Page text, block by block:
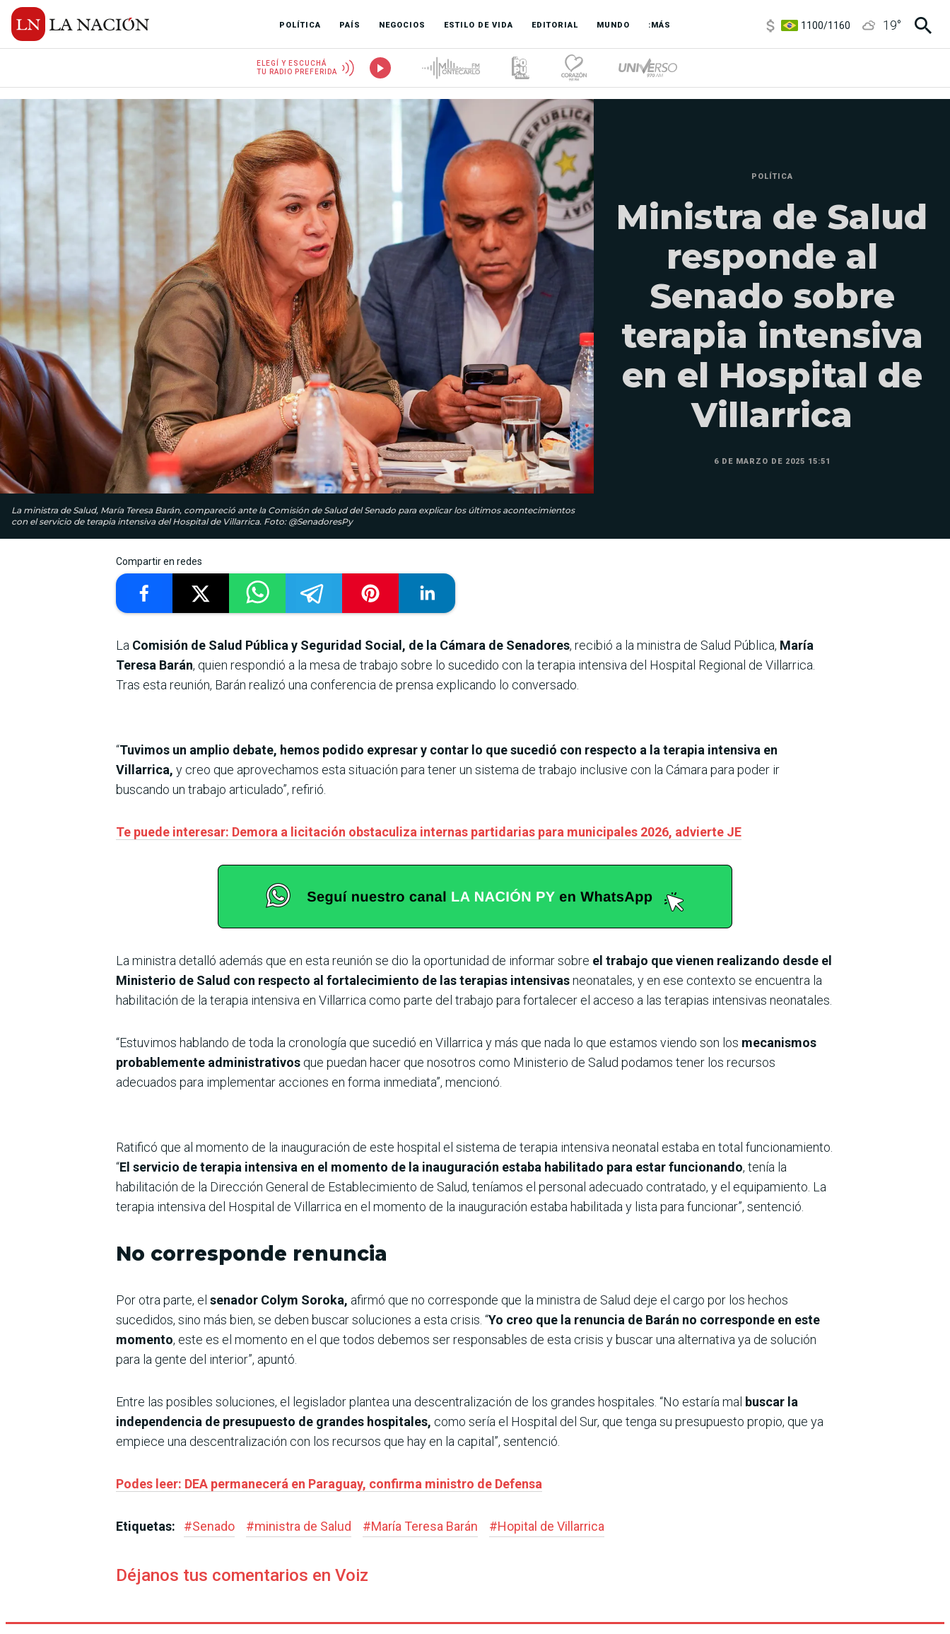
POLÍTICA PAÍS NEGOCIOS ESTILO DE VIDA EDITORIAL MUNDO :MÁS
3,8/4
19°
ELEGÍ Y ESCUCHÁ
TU RADIO PREFERIDA
La ministra de Salud, María Teresa Barán, compareció ante la Comisión de Salud del Senado para explicar los últimos acontecimientos
con el servicio de terapia intensiva del Hospital de Villarrica. Foto: @SenadoresPy
POLÍTICA
Ministra de Salud
responde al
Senado sobre
terapia intensiva
en el Hospital de
Villarrica
6 DE MARZO DE 2025 15:51
Compartir en redes
La Comisión de Salud Pública y Seguridad Social, de la Cámara de Senadores, recibió a la ministra de Salud Pública, María
Teresa Barán, quien respondió a la mesa de trabajo sobre lo sucedido con la terapia intensiva del Hospital Regional de Villarrica.
Tras esta reunión, Barán realizó una conferencia de prensa explicando lo conversado.
“Tuvimos un amplio debate, hemos podido expresar y contar lo que sucedió con respecto a la terapia intensiva en
Villarrica, y creo que aprovechamos esta situación para tener un sistema de trabajo inclusive con la Cámara para poder ir
buscando un trabajo articulado”, refirió.
Te puede interesar: Demora a licitación obstaculiza internas partidarias para municipales 2026, advierte JE
La ministra detalló además que en esta reunión se dio la oportunidad de informar sobre el trabajo que vienen realizando desde el
Ministerio de Salud con respecto al fortalecimiento de las terapias intensivasneonatales, y en ese contexto se encuentra la
habilitación de la terapia intensiva en Villarrica como parte del trabajo para fortalecer el acceso a las terapias intensivas neonatales.
“Estuvimos hablando de toda la cronología que sucedió en Villarrica y más que nada lo que estamos viendo son los mecanismos
probablemente administrativos que puedan hacer que nosotros como Ministerio de Salud podamos tener los recursos
adecuados para implementar acciones en forma inmediata”, mencionó.
Ratificó que al momento de la inauguración de este hospital el sistema de terapia intensiva neonatal estaba en total funcionamiento.
“El servicio de terapia intensiva en el momento de la inauguración estaba habilitado para estar funcionando, tenía la
habilitación de la Dirección General de Establecimiento de Salud, teníamos el personal adecuado contratado, y el equipamiento. La
terapia intensiva del Hospital de Villarrica en el momento de la inauguración estaba habilitada y lista para funcionar”, sentenció.
No corresponde renuncia
Por otra parte, el senador Colym Soroka, afirmó que no corresponde que la ministra de Salud deje el cargo por los hechos
sucedidos, sino más bien, se deben buscar soluciones a esta crisis. “Yo creo que la renuncia de Barán no corresponde en este
momento, este es el momento en el que todos debemos ser responsables de esta crisis y buscar una alternativa ya de solución
para la gente del interior”, apuntó.
Entre las posibles soluciones, el legislador plantea una descentralización de los grandes hospitales. “No estaría mal buscar la
independencia de presupuesto de grandes hospitales, como sería el Hospital del Sur, que tenga su presupuesto propio, que ya
empiece una descentralización con los recursos que hay en la capital”, sentenció.
Podes leer: DEA permanecerá en Paraguay, confirma ministro de Defensa
Etiquetas: #Senado #ministra de Salud #María Teresa Barán #Hopital de Villarrica
Déjanos tus comentarios en Voiz